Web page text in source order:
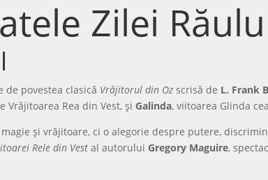
Zilei
povestea clasică Vrăjitorul din Oz scrisă de L. Frank
Vrăjitoarea Rea din Vest, și Galinda, viitoarea Glinda
și vrăjitoare, ci o alegorie despre putere,
Rele din Vest al autorului Gregory Maguire,